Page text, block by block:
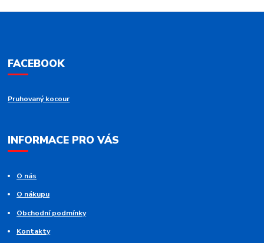
FACEBOOK
Pruhovaný kocour
INFORMACE PRO VÁS
O nás
O nákupu
Obchodní podmínky
Kontakty